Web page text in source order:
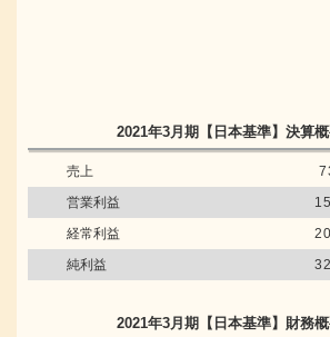
2021年3月期 【日本基準】 決算
売上
営業利益
経常利益
純利益
2021年3月期 【日本基準】 財務